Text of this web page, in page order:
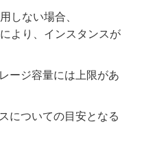
しない場合、
より、インスタンスが
ージ容量には上限があ
についての目安となる